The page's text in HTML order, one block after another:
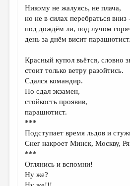
ПУБЛИЦИСТИКА
РЕЦЕНЗИРОВАНИЕ
ЦИКЛЫ ПУБЛИКАЦИЙ
ТРЕДИАКОВСКИЙ
МЕДИА
ВКОНТАКТЕ
Никому не жалуясь, не плача,
но не в силах перебраться вниз
под дождём ли, под лучом
день за днём висит парашютист.
Красный купол вьётся, словно
стоит только ветру разойтись.
Сдался командир.
Но сдал экзамен,
стойкость проявив,
парашютист.
***
Подступает время льдов и
Снег накроет Минск, Москву,
***
Оглянись и вспомни!
Ну же?